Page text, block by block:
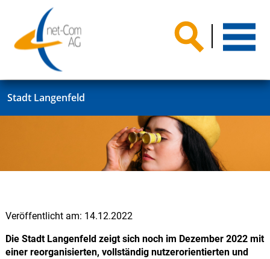
Stadt Langenfeld
Veröffentlicht am: 14.12.2022
Die Stadt Langenfeld zeigt sich noch im Dezember 2022 mit
einer reorganisierten, vollständig nutzerorientierten und